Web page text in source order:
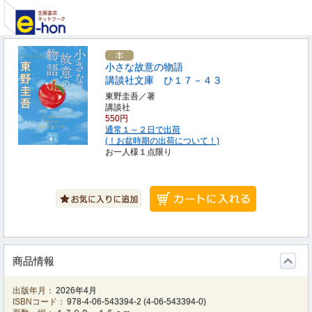
小さな故意の物語
講談社文庫 ひ１７－４３
東野圭吾／著
講談社
550円
通常１～２日で出荷
(！お盆時期の出荷について！)
お一人様１点限り
商品情報
出版年月： 2026年4月
ISBNコード： 978-4-06-543394-2 (4-06-543394-0)